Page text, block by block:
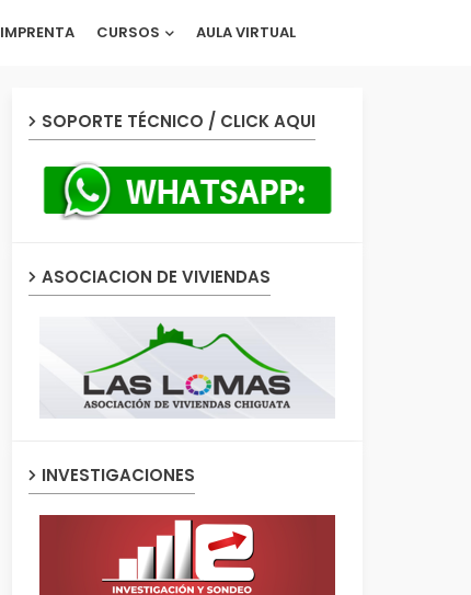
IMPRENTA CURSOS AULA VIRTUAL
SOPORTE TÉCNICO / CLICK AQUI
ASOCIACION DE VIVIENDAS
INVESTIGACIONES